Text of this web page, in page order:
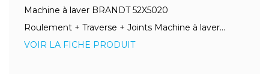
Machine à laver BRANDT 52X5020
Roulement + Traverse + Joints Machine à laver...
VOIR LA FICHE PRODUIT